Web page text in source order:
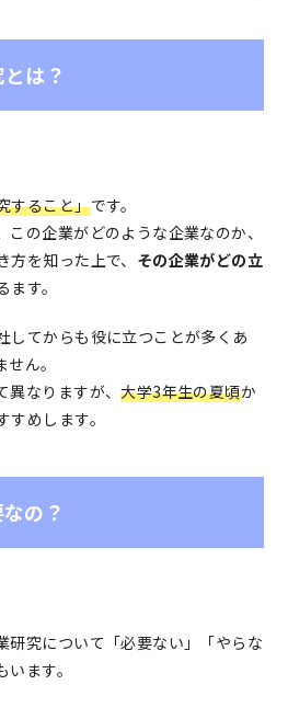
は？
すること」です。
の企業がどのような企業なのか、
を知った上で、 その企業がどの立
ます。
してからも役に立つことが多くあ
ん。
異なりますが、大学3年生の夏頃か
めします。
の？
研究について「必要ない」「やらな
ます。